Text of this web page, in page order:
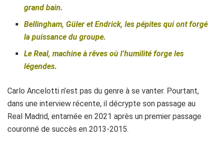
grand bain.
Bellingham, Güler et Endrick, les pépites qui ont forgé
la puissance du groupe.
Le Real, machine à rêves où l’humilité forge les
légendes.
Carlo Ancelotti n’est pas du genre à se vanter. Pourtant,
dans une interview récente, il décrypte son passage au
Real Madrid, entamée en 2021 après un premier passage
couronné de succès en 2013-2015.